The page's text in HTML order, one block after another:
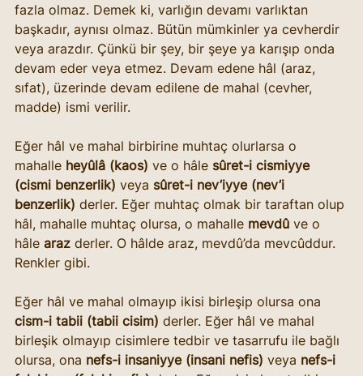
fazla olmaz. Demek ki, varlığın devamı varlıktan
başkadır, aynısı olmaz. Bütün mümkinler ya cevherdir
veya arazdır. Çünkü bir şey, bir şeye ya karışıp onda
devam eder veya etmez. Devam edene hâl (araz,
sıfat), üzerinde devam edilene de mahal (cevher,
madde) ismi verilir.
Eğer hâl ve mahal birbirine muhtaç olurlarsa o
mahalle heyûlâ (kaos) ve o hâle sûret-i cismiyye
(cismi benzerlik) veya sûret-i nev’iyye (nev’i
benzerlik) derler. Eğer muhtaç olmak bir taraftan olup
hâl, mahalle muhtaç olursa, o mahalle mevdû ve o
hâle araz derler. O hâlde araz, mevdû’da mevcûddur.
Renkler gibi.
Eğer hâl ve mahal olmayıp ikisi birleşip olursa ona
cism-i tabii (tabii cisim) derler. Eğer hâl ve mahal
birleşik olmayıp cisimlere tedbir ve tasarrufu ile bağlı
olursa, ona nefs-i insaniyye (insani nefis) veya nefs-i